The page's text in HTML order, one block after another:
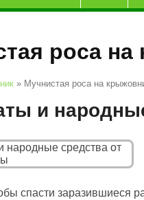
роса
» Мучнистая роса на
и
спасти заразившиеся